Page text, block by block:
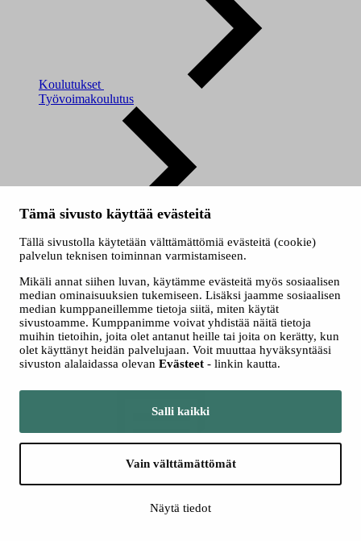
Tämä sivusto käyttää evästeitä
Tällä sivustolla käytetään välttämättömiä evästeitä (cookie)
palvelun teknisen toiminnan varmistamiseen.
Mikäli annat siihen luvan, käytämme evästeitä myös sosiaalisen
median ominaisuuksien tukemiseen. Lisäksi jaamme sosiaalisen
median kumppaneillemme tietoja siitä, miten käytät
sivustoamme. Kumppanimme voivat yhdistää näitä tietoja
muihin tietoihin, joita olet antanut heille tai joita on kerätty, kun
olet käyttänyt heidän palvelujaan. Voit muuttaa hyväksyntääsi
sivuston alalaidassa olevan Evästeet - linkin kautta.
Salli kaikki
Vain välttämättömät
Näytä tiedot
Koulutukset
Työvoimakoulutus
Teollisen pintakäsittelyalan työtehtävät työllistävät
Pintakäsittelyalan perustutkinto/Korroosionestomaalaus tai
Jauhemaalaus
Teollisen pintakäsittelyalan työtehtävät työllistävät
Työvoimakoulutus on tarkoitettu ensisijaisesti työttömille ja
työttömyysuhan alaisille henkilöille, jotka tarvitsevat koulutusta
työllistyäkseen.